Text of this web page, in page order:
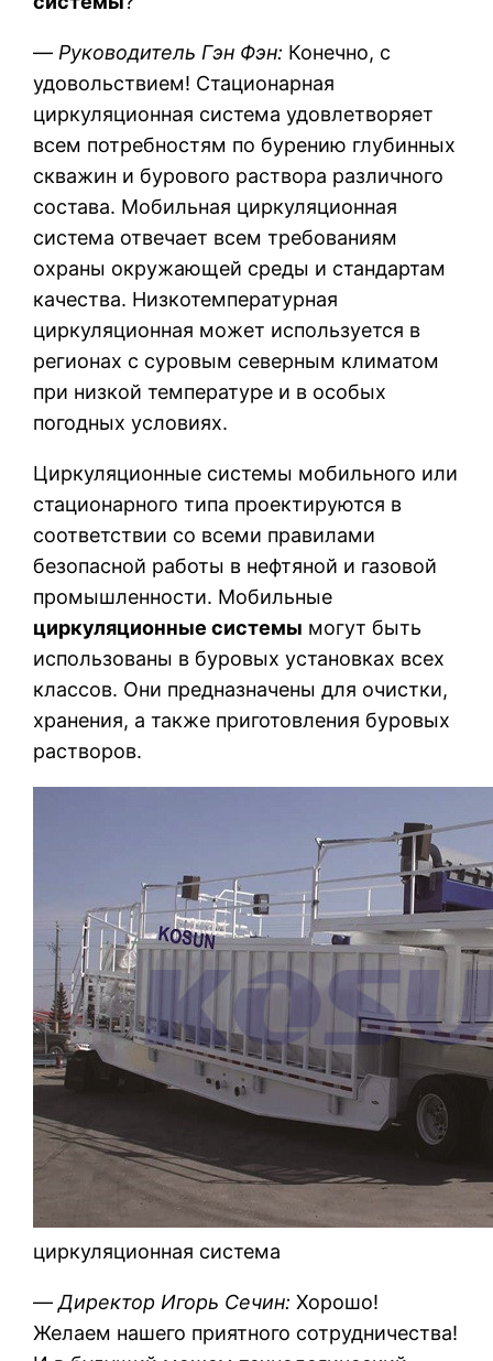
— Руководитель Гэн Фэн: Конечно, с
удовольствием! Стационарная
циркуляционная система удовлетворяет
всем потребностям по бурению глубинных
скважин и бурового раствора различного
состава. Мобильная циркуляционная
система отвечает всем требованиям
охраны окружающей среды и стандартам
качества. Низкотемпературная
циркуляционная может используется в
регионах с суровым северным климатом
при низкой температуре и в особых
погодных условиях.
Циркуляционные системы мобильного или
стационарного типа проектируются в
соответствии со всеми правилами
безопасной работы в нефтяной и газовой
промышленности. Мобильные
циркуляционные системы могут быть
использованы в буровых установках всех
классов. Они предназначены для очистки,
хранения, а также приготовления буровых
растворов.
циркуляционная система
—Директор Игорь Сечин:Хорошо!
Желаем нашего приятного сотрудничества!